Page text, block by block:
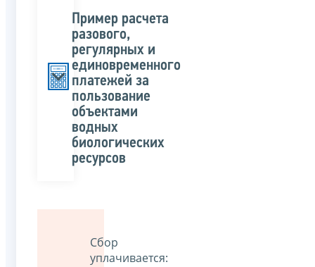
Пример расчета
разового,
регулярных и
единовременного
платежей за
пользование
объектами
водных
биологических
ресурсов
Сбор
уплачивается: